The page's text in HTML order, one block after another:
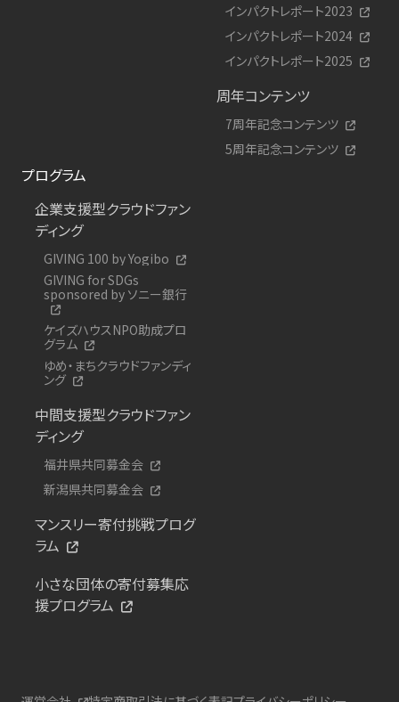
インパクトレポート2023
インパクトレポート2024
インパクトレポート2025
周年コンテンツ
7周年記念コンテンツ
5周年記念コンテンツ
プログラム
企業支援型クラウドファン
ディング
GIVING 100 by Yogibo
GIVING for SDGs
sponsored by ソニー銀行
ケイズハウスNPO助成プロ
グラム
ゆめ・まちクラウドファンディ
ング
中間支援型クラウドファン
ディング
福井県共同募金会
新潟県共同募金会
マンスリー寄付挑戦プログ
ラム
小さな団体の寄付募集応
援プログラム